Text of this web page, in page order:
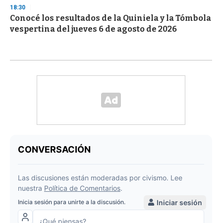
18:30
Conocé los resultados de la Quiniela y la Tómbola
vespertina del jueves 6 de agosto de 2026